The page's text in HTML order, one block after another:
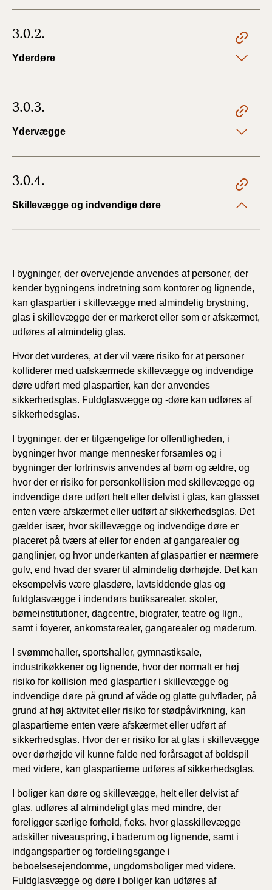
3.0.2.
Yderdøre
3.0.3.
Ydervægge
3.0.4.
Skillevægge og indvendige døre
I bygninger, der overvejende anvendes af personer, der
kender bygningens indretning som kontorer og lignende,
kan glaspartier i skillevægge med almindelig brystning,
glas i skillevægge der er markeret eller som er afskærmet,
udføres af almindelig glas.
Hvor det vurderes, at der vil være risiko for at personer
kolliderer med uafskærmede skillevægge og indvendige
døre udført med glaspartier, kan der anvendes
sikkerhedsglas. Fuldglasvægge og -døre kan udføres af
sikkerhedsglas.
I bygninger, der er tilgængelige for offentligheden, i
bygninger hvor mange mennesker forsamles og i
bygninger der fortrinsvis anvendes af børn og ældre, og
hvor der er risiko for personkollision med skillevægge og
indvendige døre udført helt eller delvist i glas, kan glasset
enten være afskærmet eller udført af sikkerhedsglas. Det
gælder især, hvor skillevægge og indvendige døre er
placeret på tværs af eller for enden af gangarealer og
ganglinjer, og hvor underkanten af glaspartier er nærmere
gulv, end hvad der svarer til almindelig dørhøjde. Det kan
eksempelvis være glasdøre, lavtsiddende glas og
fuldglasvægge i indendørs butiksarealer, skoler,
børneinstitutioner, dagcentre, biografer, teatre og lign.,
samt i foyerer, ankomstarealer, gangarealer og møderum.
I svømmehaller, sportshaller, gymnastiksale,
industrikøkkener og lignende, hvor der normalt er høj
risiko for kollision med glaspartier i skillevægge og
indvendige døre på grund af våde og glatte gulvflader, på
grund af høj aktivitet eller risiko for stødpåvirkning, kan
glaspartierne enten være afskærmet eller udført af
sikkerhedsglas. Hvor der er risiko for at glas i skillevægge
over dørhøjde vil kunne falde ned forårsaget af boldspil
med videre, kan glaspartierne udføres af sikkerhedsglas.
I boliger kan døre og skillevægge, helt eller delvist af
glas, udføres af almindeligt glas med mindre, der
foreligger særlige forhold, f.eks. hvor glasskillevægge
adskiller niveauspring, i baderum og lignende, samt i
indgangspartier og fordelingsgange i
beboelsesejendomme, ungdomsboliger med videre.
Fuldglasvægge og døre i boliger kan udføres af